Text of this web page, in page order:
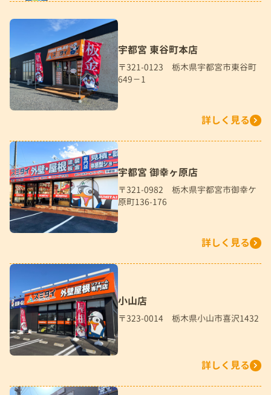
宇都宮 東谷町本店
〒321-0123 栃木県宇都宮市東谷町
649－1
詳しく見る
宇都宮 御幸ヶ原店
〒321-0982 栃木県宇都宮市御幸ケ
原町136-176
詳しく見る
小山店
〒323-0014 栃木県小山市喜沢1432
詳しく見る